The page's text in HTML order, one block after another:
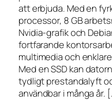
att erbjuda. Med en
processor, 8 GB
Nvidia-grafik och
fortfarande
multimedia och
Med en SSD kan
tydligt prestandalyft
användbar i många år.